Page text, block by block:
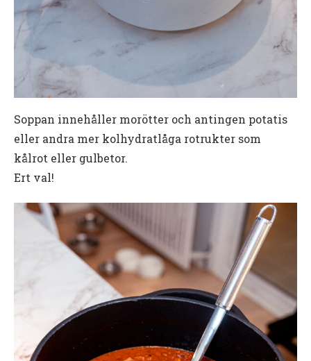
Soppan innehåller morötter och antingen potatis
eller andra mer kolhydratlåga rotrukter som
kålrot eller gulbetor.
Ert val!